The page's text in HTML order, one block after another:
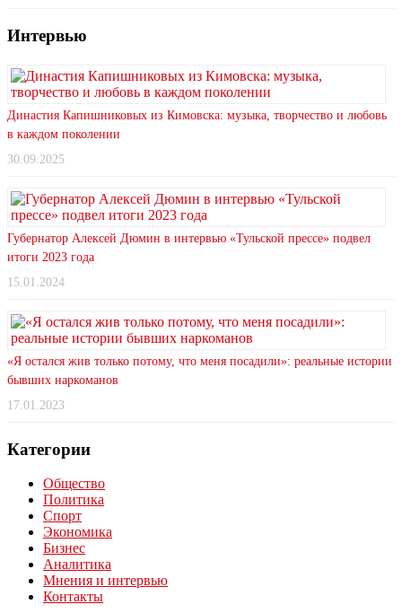
Интервью
Династия Капишниковых из Кимовска: музыка, творчество и любовь
в каждом поколении
30.09.2025
Губернатор Алексей Дюмин в интервью «Тульской прессе» подвел
итоги 2023 года
15.01.2024
«Я остался жив только потому, что меня посадили»: реальные истории
бывших наркоманов
17.01.2023
Категории
Общество
Политика
Спорт
Экономика
Бизнес
Аналитика
Мнения и интервью
Контакты